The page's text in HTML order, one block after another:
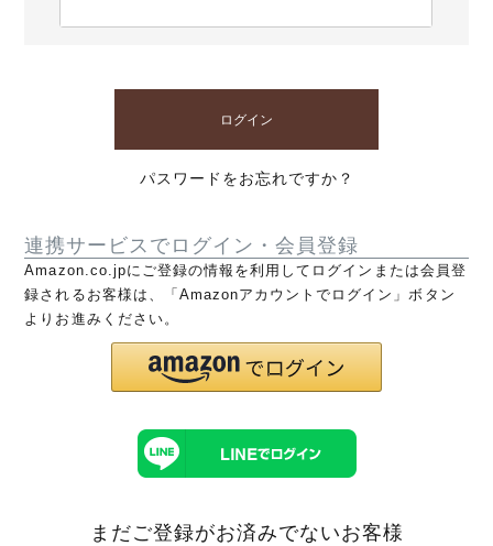
ログイン
パスワードをお忘れですか？
連携サービスでログイン・会員登録
Amazon.co.jpにご登録の情報を利用してログインまたは会員登
録されるお客様は、「Amazonアカウントでログイン」ボタン
よりお進みください。
まだご登録がお済みでないお客様